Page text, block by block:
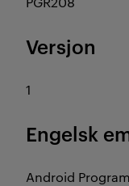
Versjon
1
Engelsk
Android